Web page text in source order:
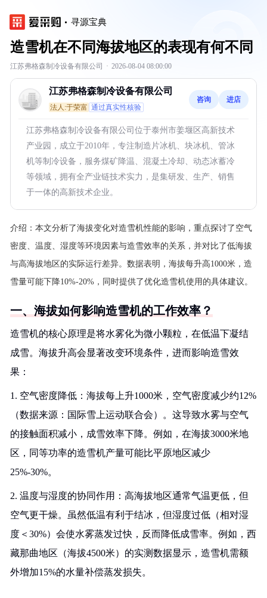
寻源宝典
造雪机在不同海拔地区的表现有何不同
江苏弗格森制冷设备有限公司 · 2026-08-04 08:00:00
江苏弗格森制冷设备有限公司
法人:于荣富 通过真实性核验
咨询 进店
江苏弗格森制冷设备有限公司位于泰州市姜堰区高新技术
产业园，成立于2010年，专注制造片冰机、块冰机、管冰
机等制冷设备，服务煤矿降温、混凝土冷却、动态冰蓄冷
等领域，拥有全产业链技术实力，是集研发、生产、销售
于一体的高新技术企业。
介绍： 本文分析了海拔变化对造雪机性能的影响，重点探讨了空气
密度、温度、湿度等环境因素与造雪效率的关系，并对比了低海拔
与高海拔地区的实际运行差异。数据表明，海拔每升高1000米，造
雪量可能下降10%-20%，同时提供了优化造雪机使用的具体建议。
一、海拔如何影响造雪机的工作效率？
造雪机的核心原理是将水雾化为微小颗粒，在低温下凝结
成雪。海拔升高会显著改变环境条件，进而影响造雪效
果：
1. 空气密度降低：海拔每上升1000米，空气密度减少约12%
（数据来源：国际雪上运动联合会）。这导致水雾与空气
的接触面积减小，成雪效率下降。例如，在海拔3000米地
区，同等功率的造雪机产量可能比平原地区减少
25%-30%。
2. 温度与湿度的协同作用：高海拔地区通常气温更低，但
空气更干燥。虽然低温有利于结冰，但湿度过低（相对湿
度＜30%）会使水雾蒸发过快，反而降低成雪率。例如，西
藏那曲地区（海拔4500米）的实测数据显示，造雪机需额
外增加15%的水量补偿蒸发损失。